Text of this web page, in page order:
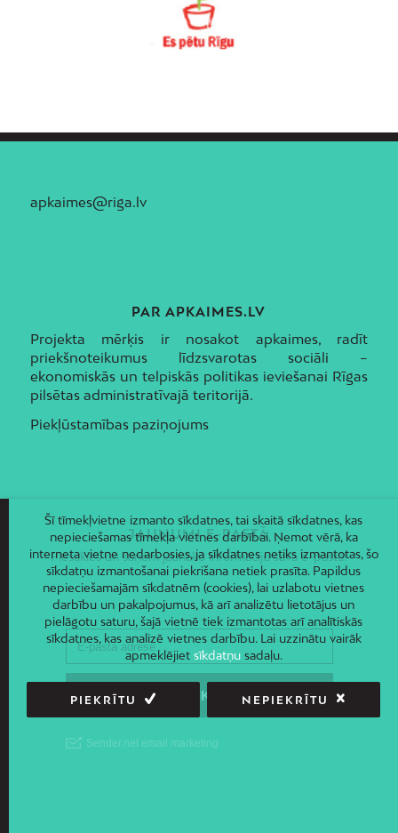
apkaimes@riga.lv
PAR APKAIMES.LV
Projekta mērķis ir nosakot apkaimes, radīt
priekšnoteikumus līdzsvarotas sociāli –
ekonomiskās un telpiskās politikas ieviešanai Rīgas
pilsētas administratīvajā teritorijā.
Piekļūstamības paziņojums
JAUNUMI E-PASTĀ
Piesakies un saņem jaunāko informāciju savā e-pastā!
Šī tīmekļvietne izmanto sīkdatnes, tai skaitā sīkdatnes, kas
nepieciešamas tīmekļa vietnes darbībai. Ņemot vērā, ka
interneta vietne nedarbosies, ja sīkdatnes netiks izmantotas, šo
sīkdatņu izmantošanai piekrišana netiek prasīta. Papildus
nepieciešamajām sīkdatnēm (cookies), lai uzlabotu vietnes
darbību un pakalpojumus, kā arī analizētu lietotājus un
pielāgotu saturu, šajā vietnē tiek izmantotas arī analītiskās
sīkdatnes, kas analizē vietnes darbību. Lai uzzinātu vairāk
apmeklējiet sīkdatņusadaļu.
PIEKRĪTU NEPIEKRĪTU